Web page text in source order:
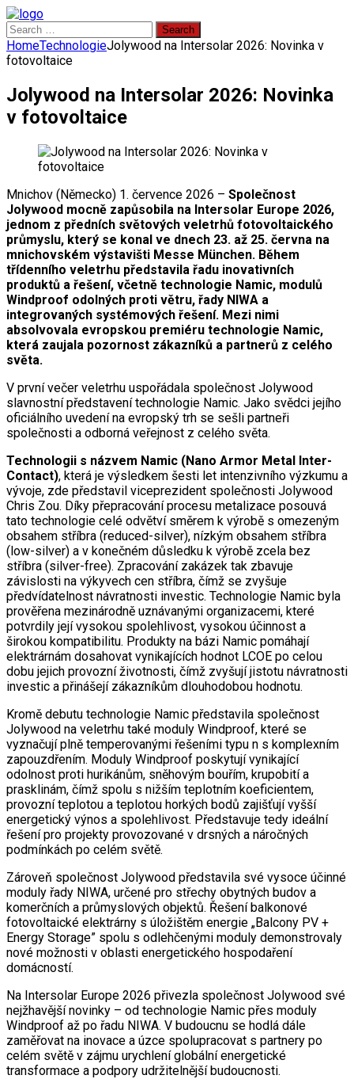
Search
for:
HomeTechnologieJolywood na Intersolar 2026: Novinka v
fotovoltaice
Jolywood na Intersolar 2026: Novinka
v fotovoltaice
Mnichov (Německo) 1. července 2026 – Společnost
Jolywood mocně zapůsobila na Intersolar Europe 2026,
jednom z předních světových veletrhů fotovoltaického
průmyslu, který se konal ve dnech 23. až 25. června na
mnichovském výstavišti Messe München. Během
třídenního veletrhu představila řadu inovativních
produktů a řešení, včetně technologie Namic, modulů
Windproof odolných proti větru, řady NIWA a
integrovaných systémových řešení. Mezi nimi
absolvovala evropskou premiéru technologie Namic,
která zaujala pozornost zákazníků a partnerů z celého
světa.
V první večer veletrhu uspořádala společnost Jolywood
slavnostní představení technologie Namic. Jako svědci jejího
oficiálního uvedení na evropský trh se sešli partneři
společnosti a odborná veřejnost z celého světa.
Technologii s názvem Namic (Nano Armor Metal Inter-
Contact), která je výsledkem šesti let intenzivního výzkumu a
vývoje, zde představil viceprezident společnosti Jolywood
Chris Zou. Díky přepracování procesu metalizace posouvá
tato technologie celé odvětví směrem k výrobě s omezeným
obsahem stříbra (reduced-silver), nízkým obsahem stříbra
(low-silver) a v konečném důsledku k výrobě zcela bez
stříbra (silver-free). Zpracování zakázek tak zbavuje
závislosti na výkyvech cen stříbra, čímž se zvyšuje
předvídatelnost návratnosti investic. Technologie Namic byla
prověřena mezinárodně uznávanými organizacemi, které
potvrdily její vysokou spolehlivost, vysokou účinnost a
širokou kompatibilitu. Produkty na bázi Namic pomáhají
elektrárnám dosahovat vynikajících hodnot LCOE po celou
dobu jejich provozní životnosti, čímž zvyšují jistotu návratnosti
investic a přinášejí zákazníkům dlouhodobou hodnotu.
Kromě debutu technologie Namic představila společnost
Jolywood na veletrhu také moduly Windproof, které se
vyznačují plně temperovanými řešeními typu n s komplexním
zapouzdřením. Moduly Windproof poskytují vynikající
odolnost proti hurikánům, sněhovým bouřím, krupobití a
prasklinám, čímž spolu s nižším teplotním koeficientem,
provozní teplotou a teplotou horkých bodů zajišťují vyšší
energetický výnos a spolehlivost. Představuje tedy ideální
řešení pro projekty provozované v drsných a náročných
podmínkách po celém světě.
Zároveň společnost Jolywood představila své vysoce účinné
moduly řady NIWA, určené pro střechy obytných budov a
komerčních a průmyslových objektů. Řešení balkonové
fotovoltaické elektrárny s úložištěm energie „Balcony PV +
Energy Storage” spolu s odlehčenými moduly demonstrovaly
nové možnosti v oblasti energetického hospodaření
domácností.
Na Intersolar Europe 2026 přivezla společnost Jolywood své
nejžhavější novinky – od technologie Namic přes moduly
Windproof až po řadu NIWA. V budoucnu se hodlá dále
zaměřovat na inovace a úzce spolupracovat s partnery po
celém světě v zájmu urychlení globální energetické
transformace a podpory udržitelnější budoucnosti.